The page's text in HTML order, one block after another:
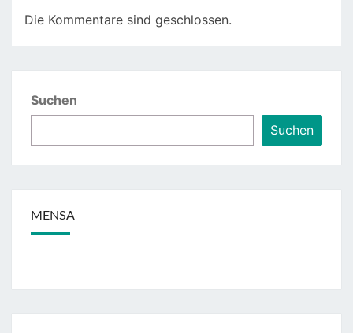
Die Kommentare sind geschlossen.
Suchen
Suchen
MENSA